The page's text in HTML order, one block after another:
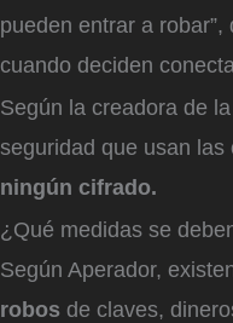
pueden entrar a
cuando deciden
Según la creadora de
seguridad que usan las
ningún cifrado.
¿Qué medidas se
Según Aperador,
robos de claves,